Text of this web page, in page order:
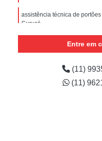
Manutenção de Portão
Manutenção de Portão em
Manutenção de Portões
Manutenção de Portões de
assistência técnica de
Curuçá
assistências técnicas de
Entre em
(11)
(11)